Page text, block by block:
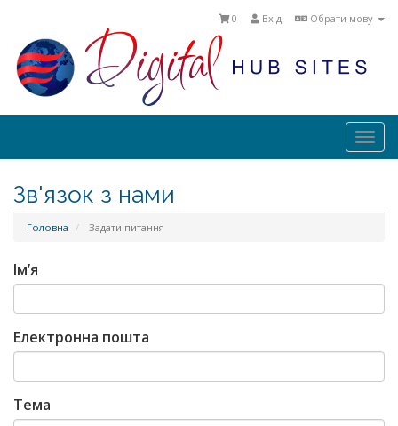
Обрати мову
Вхід
0
Зв'язок з нами
Головна Задати питання
Ім’я
Електронна пошта
Тема